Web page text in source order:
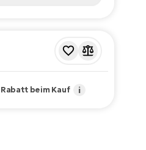
Rabatt beim Kauf i